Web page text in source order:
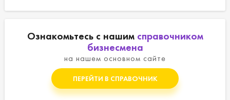
Ознакомьтесь с нашим справочником
бизнесмена
на нашем основном сайте
ПЕРЕЙТИ В СПРАВОЧНИК